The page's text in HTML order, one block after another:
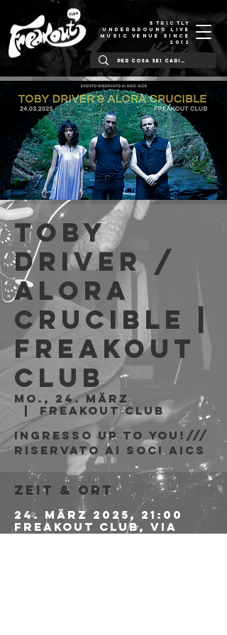
STRICTLY
UNDERGROUND LIVE
MUSIC VENUE SINCE
2012
Toby
Driver /
Alora
Crucible |
Freakout
Club
Mo., 24. März
Freakout Club
Ingresso Up to You!///
riservato ai soci AICS
Zeit & Ort
24. März 2025, 21:00
Freakout Club, Via